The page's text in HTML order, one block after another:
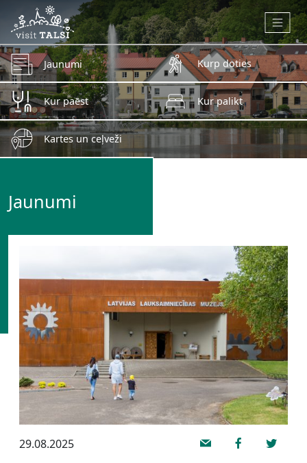
Skip to main content
Jaunumi Kurp doties
Kur paēst Kur palikt
Kartes un ceļveži
Jaunumi
29.08.2025